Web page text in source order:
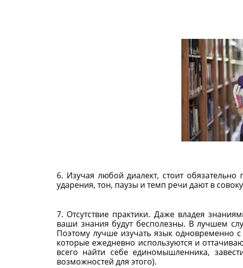
6. Изучая любой диалект, стоит
ударения, тон, паузы и темп речи дают в
7. Отсутствие практики. Даже владея
ваши знания будут бесполезны. В лучшем
Поэтому лучше изучать язык одновременно
которые ежедневно используются и
всего найти себе единомышленника,
возможностей для этого).